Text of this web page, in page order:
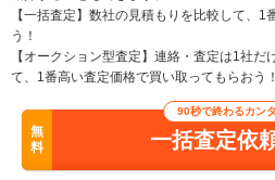
【一括査定】数社の見積もりを比較して、
う！
【オークション型査定】連絡・査定は1社だ
て、1番高い査定価格で買い取ってもらおう！
無
料
90秒で終わるカン
一括査定依